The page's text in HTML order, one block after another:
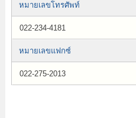
หมายเลขโทรศัพท์
022-234-4181
หมายเลขแฟกซ์
022-275-2013